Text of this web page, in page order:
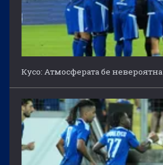
Кусо: Атмосферата бе невероятна